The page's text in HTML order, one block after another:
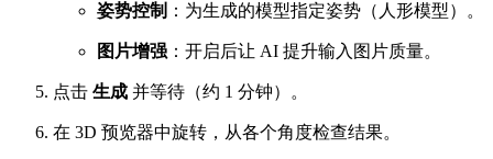
姿势控制 ：为生成的模型指定姿势（人形模型）。
图片增强 ：开启后让 AI 提升输入图片质量。
点击 生成 并等待（约 1 分钟）。
在 3D 预览器中旋转，从各个角度检查结果。